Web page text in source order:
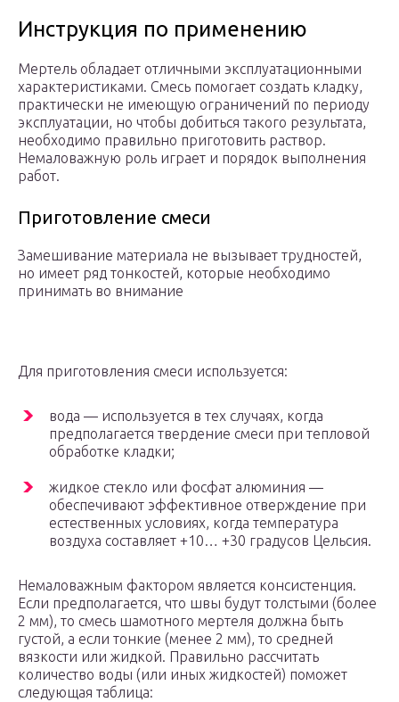
Инструкция по применению
Мертель обладает отличными эксплуатационными
характеристиками. Смесь помогает создать кладку,
практически не имеющую ограничений по периоду
эксплуатации, но чтобы добиться такого результата,
необходимо правильно приготовить раствор.
Немаловажную роль играет и порядок выполнения
работ.
Приготовление смеси
Замешивание материала не вызывает трудностей,
но имеет ряд тонкостей, которые необходимо
принимать во внимание
Для приготовления смеси используется:
вода — используется в тех случаях, когда
предполагается твердение смеси при тепловой
обработке кладки;
жидкое стекло или фосфат алюминия —
обеспечивают эффективное отверждение при
естественных условиях, когда температура
воздуха составляет +10… +30 градусов Цельсия.
Немаловажным фактором является консистенция.
Если предполагается, что швы будут толстыми (более
2 мм), то смесь шамотного мертеля должна быть
густой, а если тонкие (менее 2 мм), то средней
вязкости или жидкой. Правильно рассчитать
количество воды (или иных жидкостей) поможет
следующая таблица: